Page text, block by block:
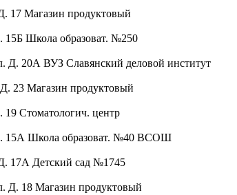
17 Магазин продуктовый
15Б Школа образоват. №250
Д. 20А ВУЗ Славянский деловой институт
23 Магазин продуктовый
19 Стоматологич. центр
15А Школа образоват. №40 ВСОШ
17А Детский сад №1745
Д. 18 Магазин продуктовый